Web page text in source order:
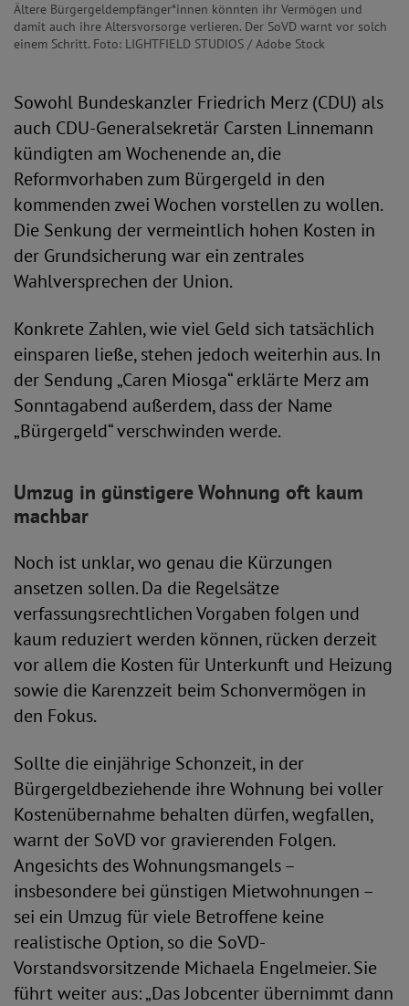
Ältere Bürgergeldempfänger*innen könnten ihr Vermögen und
damit auch ihre Altersvorsorge verlieren. Der SoVD warnt vor solch
einem Schritt. Foto: LIGHTFIELD STUDIOS / Adobe Stock
Sowohl Bundeskanzler Friedrich Merz (CDU) als
auch CDU-Generalsekretär Carsten Linnemann
kündigten am Wochenende an, die
Reformvorhaben zum Bürgergeld in den
kommenden zwei Wochen vorstellen zu wollen.
Die Senkung der vermeintlich hohen Kosten in
der Grundsicherung war ein zentrales
Wahlversprechen der Union.
Konkrete Zahlen, wie viel Geld sich tatsächlich
einsparen ließe, stehen jedoch weiterhin aus. In
der Sendung „Caren Miosga“ erklärte Merz am
Sonntagabend außerdem, dass der Name
„Bürgergeld“ verschwinden werde.
Umzug in günstigere Wohnung oft kaum
machbar
Noch ist unklar, wo genau die Kürzungen
ansetzen sollen. Da die Regelsätze
verfassungsrechtlichen Vorgaben folgen und
kaum reduziert werden können, rücken derzeit
vor allem die Kosten für Unterkunft und Heizung
sowie die Karenzzeit beim Schonvermögen in
den Fokus.
Sollte die einjährige Schonzeit, in der
Bürgergeldbeziehende ihre Wohnung bei voller
Kostenübernahme behalten dürfen, wegfallen,
warnt der SoVD vor gravierenden Folgen.
Angesichts des Wohnungsmangels –
insbesondere bei günstigen Mietwohnungen –
sei ein Umzug für viele Betroffene keine
realistische Option, so die SoVD-
Vorstandsvorsitzende Michaela Engelmeier. Sie
führt weiter aus: „Das Jobcenter übernimmt dann